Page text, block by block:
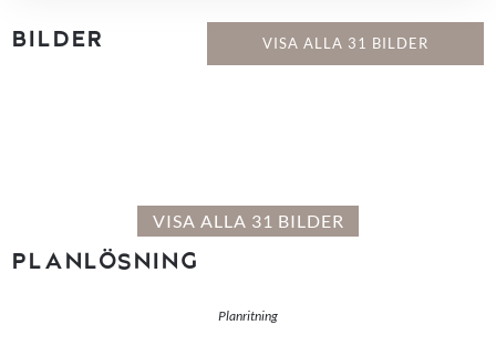
BILDER VISA ALLA 31 BILDER
VISA ALLA 31 BILDER
PLANLÖSNING
Planritning